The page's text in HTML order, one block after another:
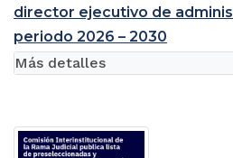
director ejecutivo de
periodo 2026 – 2030
Más detalles